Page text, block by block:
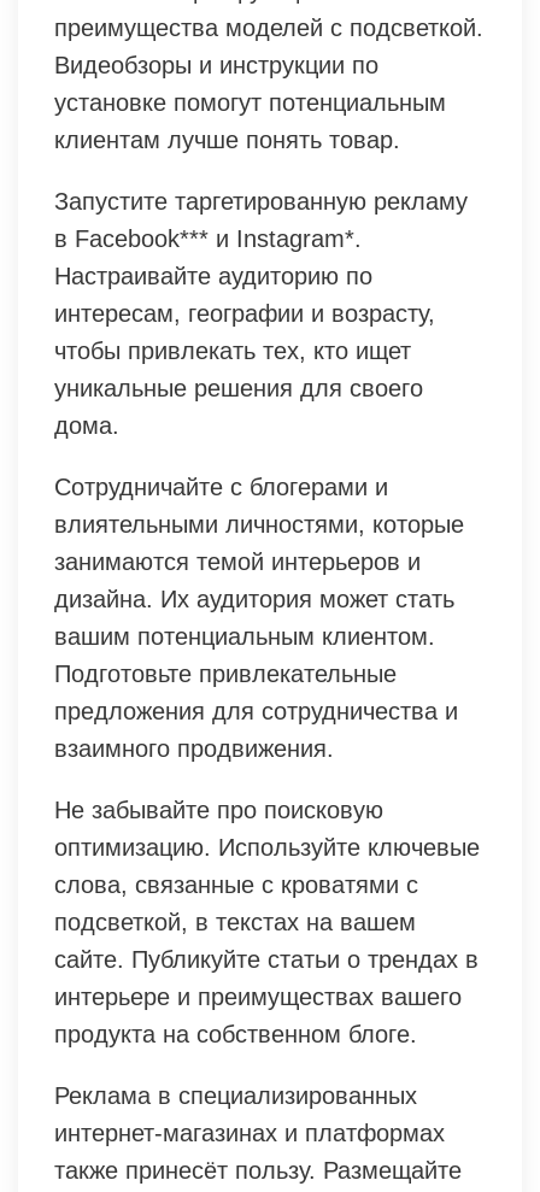
преимущества моделей с подсветкой.
Видеобзоры и инструкции по
установке помогут потенциальным
клиентам лучше понять товар.
Запустите таргетированную рекламу
в Facebook*** и Instagram*.
Настраивайте аудиторию по
интересам, географии и возрасту,
чтобы привлекать тех, кто ищет
уникальные решения для своего
дома.
Сотрудничайте с блогерами и
влиятельными личностями, которые
занимаются темой интерьеров и
дизайна. Их аудитория может стать
вашим потенциальным клиентом.
Подготовьте привлекательные
предложения для сотрудничества и
взаимного продвижения.
Не забывайте про поисковую
оптимизацию. Используйте ключевые
слова, связанные с кроватями с
подсветкой, в текстах на вашем
сайте. Публикуйте статьи о трендах в
интерьере и преимуществах вашего
продукта на собственном блоге.
Реклама в специализированных
интернет-магазинах и платформах
также принесёт пользу. Размещайте